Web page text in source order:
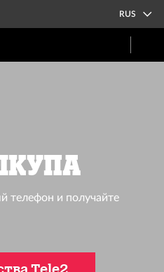
RUS
телефон и получайте